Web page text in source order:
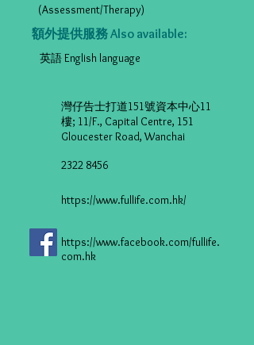
(Assessment/Therapy)
額外提供服務 Also available:
英語 English language
灣仔告士打道151號資本中心11
樓; 11/F., Capital Centre, 151
Gloucester Road, Wanchai
2322 8456
https://www.fullife.com.hk/
https://www.facebook.com/fullife.
com.hk